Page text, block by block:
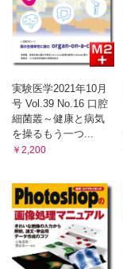
実験医学2021年10月
号 Vol.39 No.16 口腔
細菌叢～健康と病気
を操るもう一つ...
￥2,200